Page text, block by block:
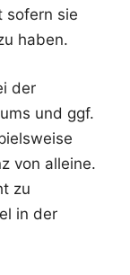
sofern sie
haben.
der
und ggf.
von alleine.
zu
in der